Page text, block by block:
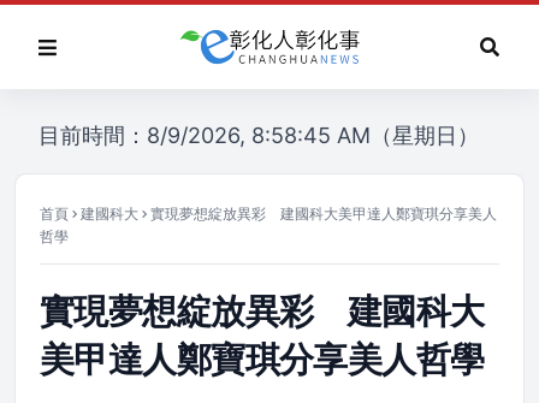
目前時間：8/9/2026, 8:58:45 AM（星期日）
首頁 建國科大
實現夢想綻放異彩 建國科大美甲達人鄭寶琪分享美人
哲學
實現夢想綻放異彩 建國科大
美甲達人鄭寶琪分享美人哲學